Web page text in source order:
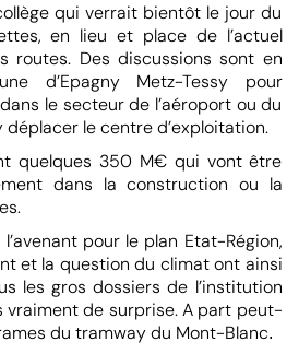
qui verrait bientôt le jour du
en lieu et place de l’actuel
routes. Des discussions sont en
d’Epagny Metz-Tessy pour
le secteur de l’aéroport ou du
le centre d’exploitation.
quelques 350 M€ qui vont être
dans la construction ou la
pour le plan Etat-Région,
et la question du climat ont ainsi
les gros dossiers de l’institution
vraiment de surprise. A part peut-
du tramway du Mont-Blanc.